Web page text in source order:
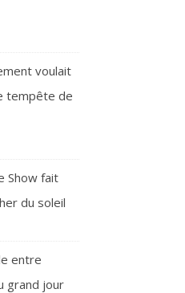
voulait
tempête de
Show fait
du soleil
entre
grand jour